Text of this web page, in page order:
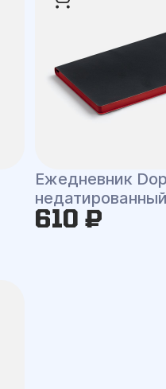
Ежедневник
610 ₽